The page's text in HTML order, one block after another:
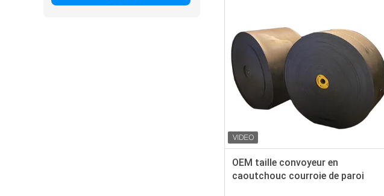
OEM taille convoyeur en
caoutchouc courroie de paroi